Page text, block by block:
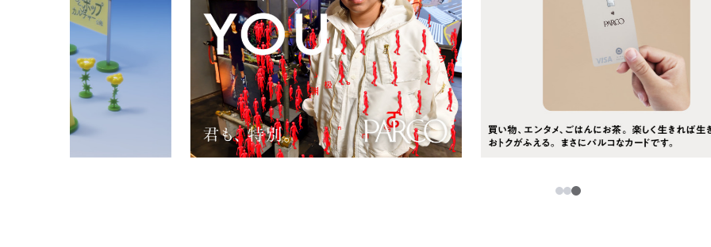
レストラン・カフェ
TAX FREE
PARCOメンバーズ
ภาษาไทย
日本語
123